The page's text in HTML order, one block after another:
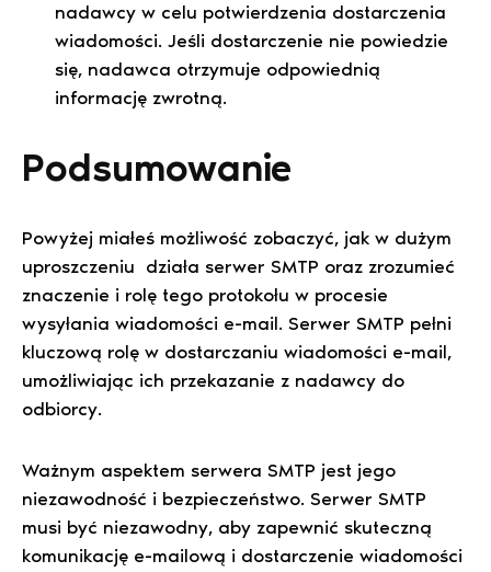
nadawcy w celu potwierdzenia dostarczenia
wiadomości. Jeśli dostarczenie nie powiedzie
się, nadawca otrzymuje odpowiednią
informację zwrotną.
Podsumowanie
Powyżej miałeś możliwość zobaczyć, jak w dużym
uproszczeniu działa serwer SMTP oraz zrozumieć
znaczenie i rolę tego protokołu w procesie
wysyłania wiadomości e-mail. Serwer SMTP pełni
kluczową rolę w dostarczaniu wiadomości e-mail,
umożliwiając ich przekazanie z nadawcy do
odbiorcy.
Ważnym aspektem serwera SMTP jest jego
niezawodność i bezpieczeństwo. Serwer SMTP
musi być niezawodny, aby zapewnić skuteczną
komunikację e-mailową i dostarczenie wiadomości